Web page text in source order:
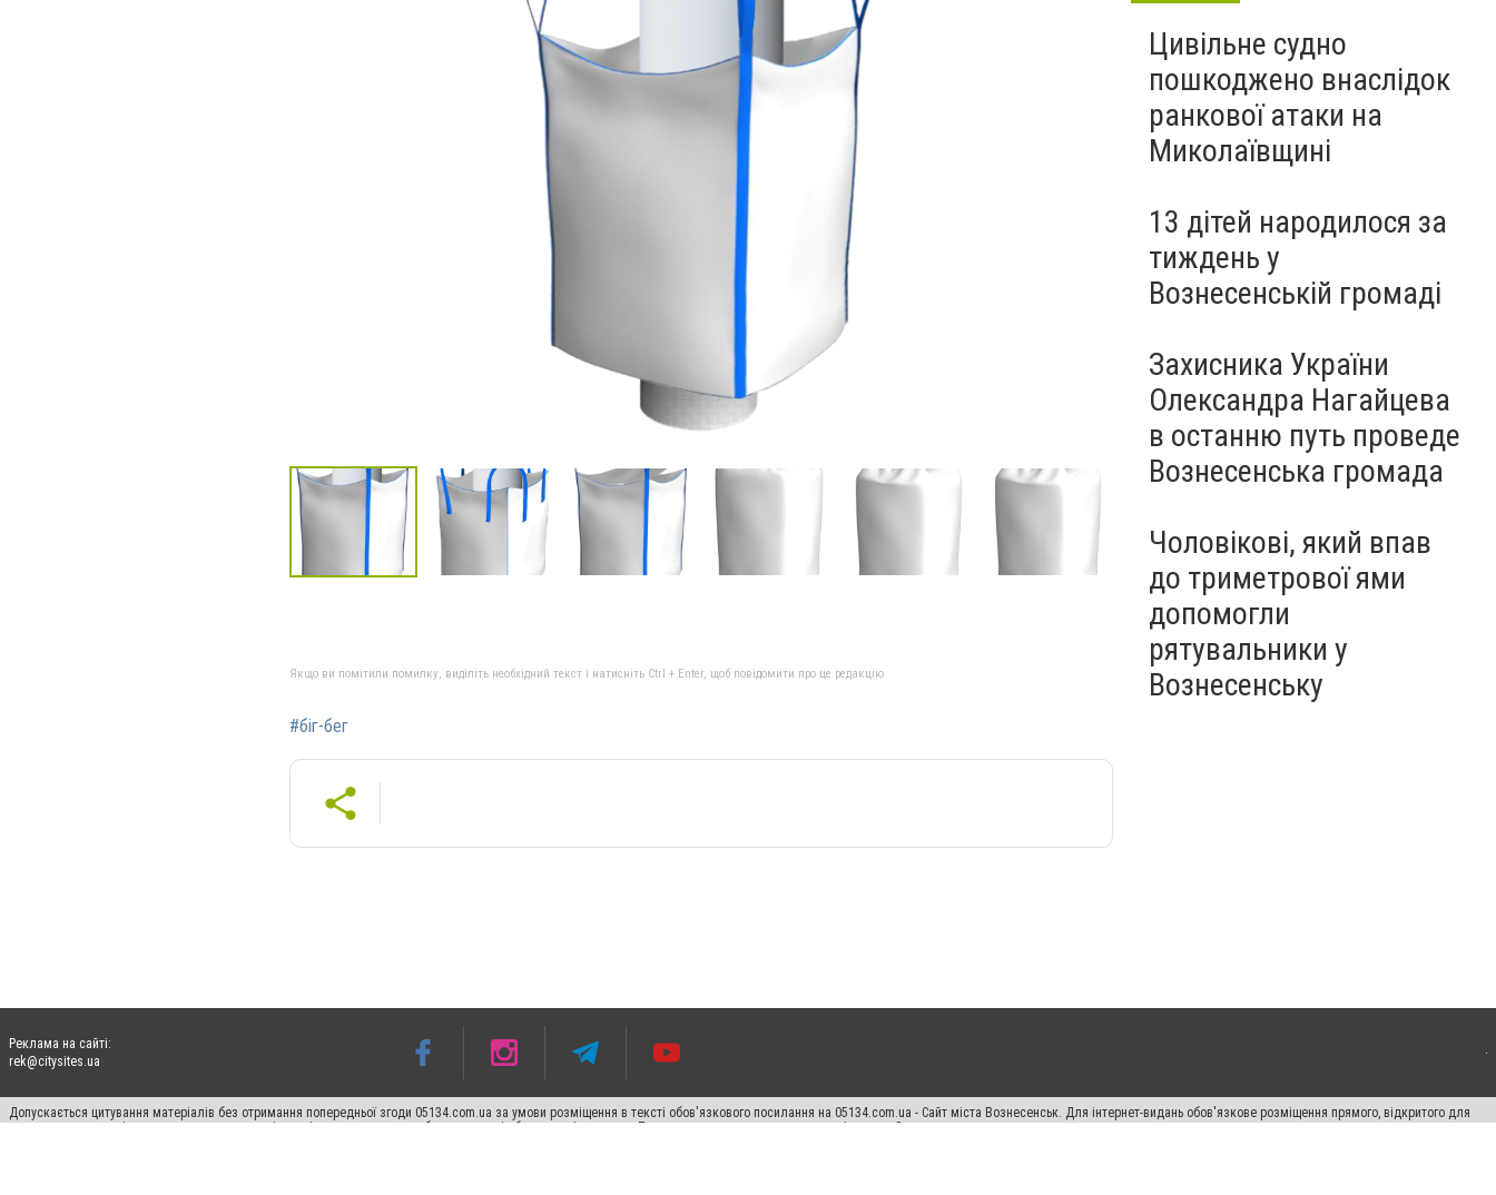
Якщо ви помітили помилку, виділіть необхідний текст і натисніть Ctrl + Enter, щоб повідомити про це редакцію
#біг-бег
Цивільне судно
пошкоджено внаслідок
ранкової атаки на
Миколаївщині
13 дітей народилося за
тиждень у
Вознесенській громаді
Захисника України
Олександра Нагайцева
в останню путь проведе
Вознесенська громада
Чоловікові, який впав
до триметрової ями
допомогли
рятувальники у
Вознесенську
Реклама на сайті:
rek@citysites.ua
Допускається цитування матеріалів без отримання попередньої згоди 05134.com.ua за умови розміщення в тексті обов'язкового посилання на 05134.com.ua - Сайт міста Вознесенськ. Для інтернет-видань обов'язкове розміщення прямого, відкритого для
пошукових систем гіперпосилання на цитовані статті не нижче другого абзацу в тексті або в якості джерела. Порушення виняткових прав переслідується Законом.